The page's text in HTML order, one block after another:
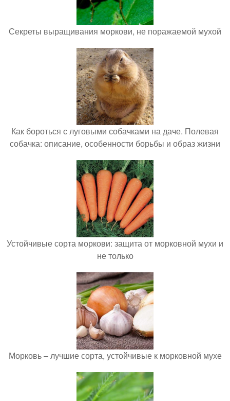
Секреты выращивания моркови, не поражаемой мухой
Как бороться с луговыми собачками на даче. Полевая
собачка: описание, особенности борьбы и образ жизни
Устойчивые сорта моркови: защита от морковной мухи и
не только
Морковь – лучшие сорта, устойчивые к морковной мухе